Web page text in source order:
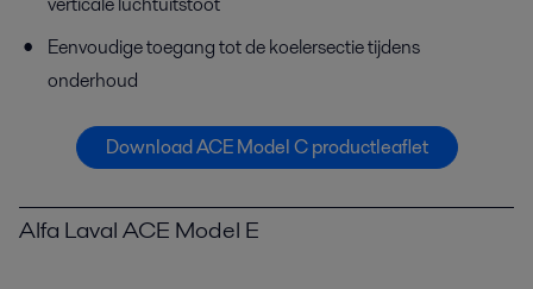
Eenvoudige toegang tot de koelersectie tijdens
onderhoud
Download ACE Model C productleaflet
Alfa Laval ACE Model E